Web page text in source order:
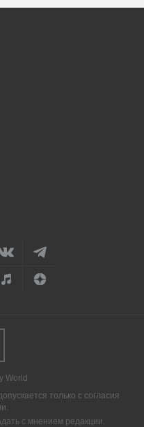
World
только с согласия
с мнением редакции.